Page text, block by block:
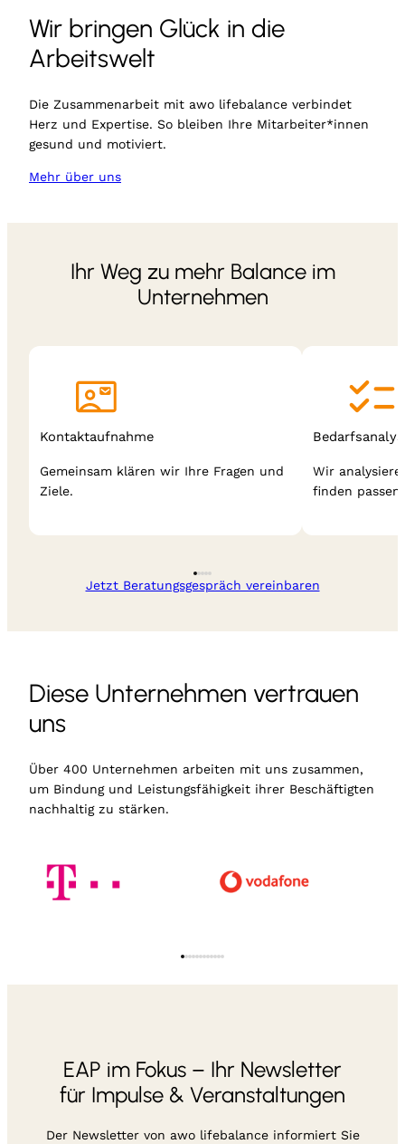
Wir bringen Glück in die
Arbeitswelt
Die Zusammenarbeit mit awo lifebalance verbindet
Herz und Expertise. So bleiben Ihre Mitarbeiter*innen
gesund und motiviert.
Mehr über uns
Ihr Weg zu mehr Balance im
Unternehmen
Kontaktaufnahme
Gemeinsam klären wir Ihre Fragen und
Ziele.
Wir
finden
Jetzt Beratungsgespräch vereinbaren
Diese Unternehmen vertrauen
uns
Über 400 Unternehmen arbeiten mit uns zusammen,
um Bindung und Leistungsfähigkeit ihrer Beschäftigten
nachhaltig zu stärken.
EAP im Fokus – Ihr Newsletter
für Impulse & Veranstaltungen
Der Newsletter von awo lifebalance informiert Sie